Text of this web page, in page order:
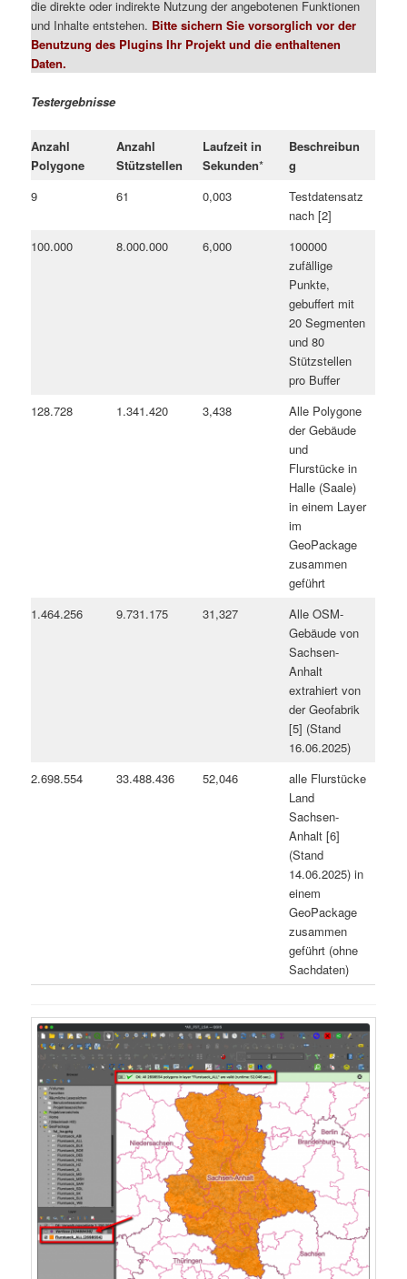
die direkte oder indirekte Nutzung der angebotenen Funktionen
und Inhalte entstehen. Bitte sichern Sie vorsorglich vor der
Benutzung des Plugins Ihr Projekt und die enthaltenen
Daten.
Testergebnisse
Anzahl
Polygone
Anzahl
Stützstellen
Laufzeit in
Sekunden*
Beschreibun
g
9
61 0,003
Testdatensatz
nach [2]
100.000
8.000.000 6,000
100000
zufällige
Punkte,
gebuffert mit
20 Segmenten
und 80
Stützstellen
pro Buffer
128.728
1.341.420 3,438
Alle Polygone
der Gebäude
und
Flurstücke in
Halle (Saale)
in einem Layer
im
GeoPackage
zusammen
geführt
1.464.256
9.731.175 31,327
Alle OSM-
Gebäude von
Sachsen-
Anhalt
extrahiert von
der Geofabrik
[5] (Stand
16.06.2025)
2.698.554
33.488.436 52,046
alle Flurstücke
Land
Sachsen-
Anhalt [6]
(Stand
14.06.2025) in
einem
GeoPackage
zusammen
geführt (ohne
Sachdaten)